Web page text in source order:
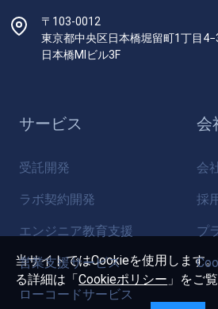
当サイトではCookieを使用します
る詳細は「Cookieポリシー 」をご
〒103-0012
東京都中央区日本橋堀留町1丁目
日本橋MIビル3F
サービス
受託開発
ラボ契約開発
エンジニア教育支援
営業支援サービス
ローコードサービス
会
会
採
プ